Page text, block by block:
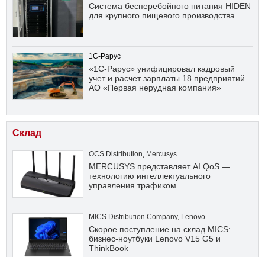
Система бесперебойного питания HIDEN
для крупного пищевого производства
1С-Рарус
«1С-Рарус» унифицировал кадровый
учет и расчет зарплаты 18 предприятий
АО «Первая нерудная компания»
Склад
OCS Distribution Mercusys
MERCUSYS представляет AI QoS —
технологию интеллектуального
управления трафиком
MICS Distribution Company, Lenovo
Скорое поступление на склад MICS:
бизнес-ноутбуки Lenovo V15 G5 и
ThinkBook